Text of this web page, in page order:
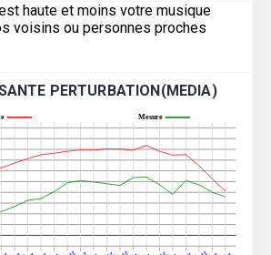
haute et moins votre musique
voisins ou personnes proches
PERTURBATION(MEDIA)